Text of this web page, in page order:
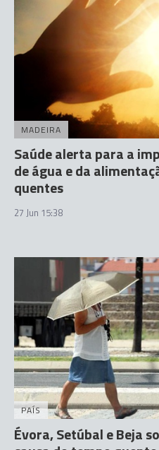
MADEIRA
Saúde alerta para a
de água e da
quentes
27 Jun 15:38
PAÍS
Évora, Setúbal e Beja